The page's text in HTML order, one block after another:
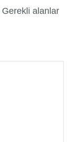
Gerekli alanlar